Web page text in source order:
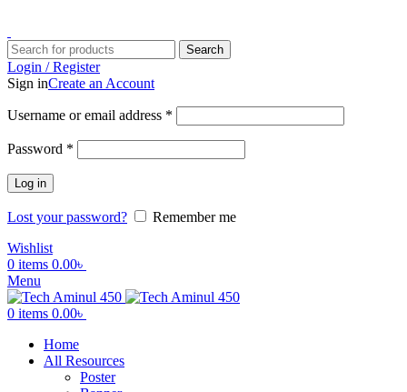
Search
Login / Register
Sign inCreate an Account
Username or email address *
Password *
Log in
Lost your password?
Remember me
Wishlist
0 items 0.00৳
Menu
0 items 0.00৳
Home
All Resources
Poster